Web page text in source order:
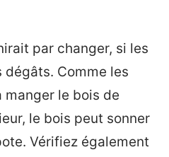
par changer, si les
Comme les
le bois de
le bois peut sonner
Vérifiez également